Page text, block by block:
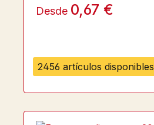
2456 artículos disponibles
Desde 0,67 €